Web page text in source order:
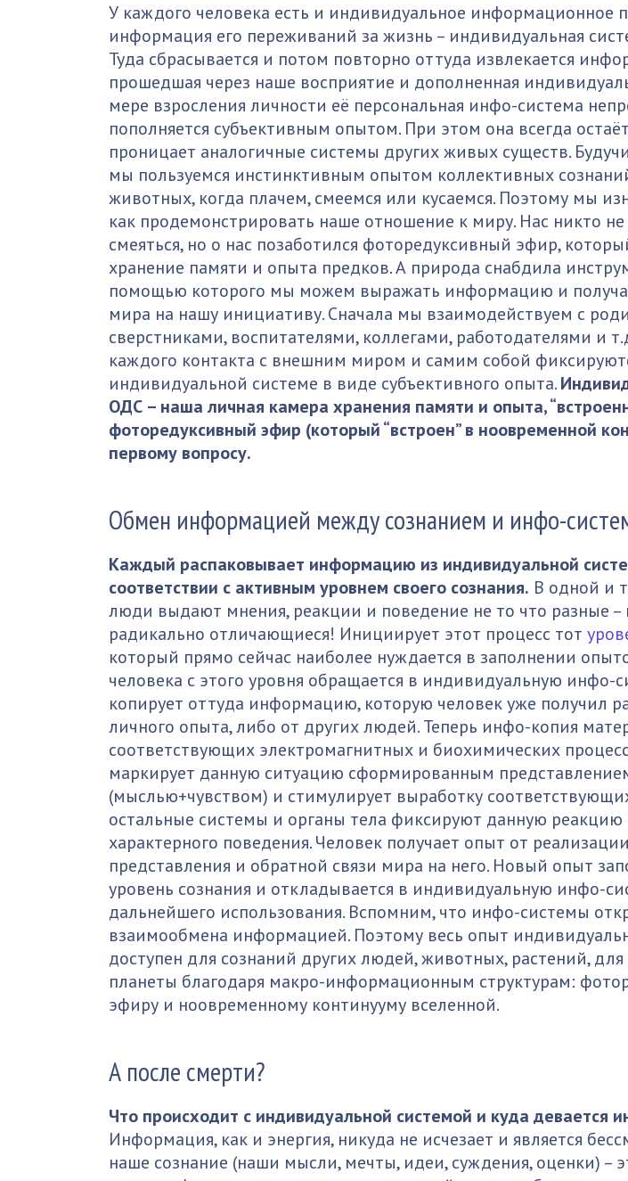
У каждого человека есть и индивидуальное информационное
информация его переживаний за жизнь – индивидуальная
Туда сбрасывается и потом повторно оттуда извлекается
прошедшая через наше восприятие и дополненная
мере взросления личности её персональная инфо-система
пополняется субъективным опытом. При этом она всегда
проницает аналогичные системы других живых существ.
мы пользуемся инстинктивным опытом коллективных
животных, когда плачем, смеемся или кусаемся. Поэтому мы
как продемонстрировать наше отношение к миру. Нас никто не
смеяться, но о нас позаботился фоторедуксивный эфир,
хранение памяти и опыта предков. А природа снабдила
помощью которого мы можем выражать информацию и
мира на нашу инициативу. Сначала мы взаимодействуем с
сверстниками, воспитателями, коллегами, работодателями и
каждого контакта с внешним миром и самим собой
индивидуальной системе в виде субъективного опыта.
ОДС – наша личная камера хранения памяти и опыта,
фоторедуксивный эфир (который “встроен” в ноовременной
первому вопросу.
Обмен информацией между сознанием и инфо-
Каждый распаковывает информацию из индивидуальной
соответствии с активным уровнем своего сознания. В одной и
люди выдают мнения, реакции и поведение не то что разные –
радикально отличающиеся! Инициирует этот процесс тот
который прямо сейчас наиболее нуждается в заполнении
человека с этого уровня обращается в индивидуальную инфо-
копирует оттуда информацию, которую человек уже получил
личного опыта, либо от других людей. Теперь инфо-копия
соответствующих электромагнитных и биохимических
маркирует данную ситуацию сформированным
(мыслью+чувством) и стимулирует выработку
остальные системы и органы тела фиксируют данную реакцию
характерного поведения. Человек получает опыт от
представления и обратной связи мира на него. Новый опыт
уровень сознания и откладывается в индивидуальную инфо-
дальнейшего использования. Вспомним, что инфо-системы
взаимообмена информацией. Поэтому весь опыт
доступен для сознаний других людей, животных, растений,
планеты благодаря макро-информационным структурам:
эфиру и ноовременному континууму вселенной.
А после смерти?
Что происходит с индивидуальной системой и куда девается
Информация, как и энергия, никуда не исчезает и является
наше сознание (наши мысли, мечты, идеи, суждения, оценки) –